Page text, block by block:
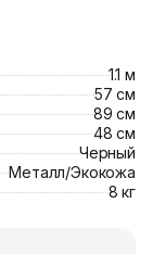
1.1 м
57 см
89 см
48 см
Черный
Металл/Экокожа
8 кг